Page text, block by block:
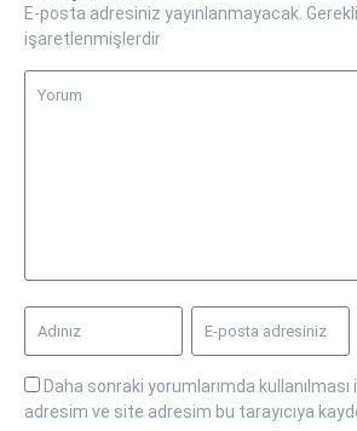
E-posta adresiniz yayınlanmayacak.
işaretlenmişlerdir
Daha sonraki yorumlarımda
adresim ve site adresim bu tarayıcıya